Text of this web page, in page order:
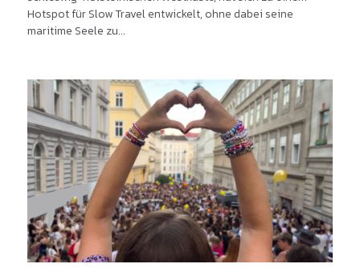
Hotspot für Slow Travel entwickelt, ohne dabei seine
maritime Seele zu...